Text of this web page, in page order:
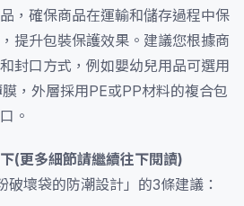
，確保商品在運輸和儲存過程中保
提升包裝保護效果。建議您根據商
封口方式，例如嬰幼兒用品可選用
，外層採用PE或PP材料的複合包
。
(更多細節請繼續往下閱讀)
破壞袋的防潮設計」的3條建議：